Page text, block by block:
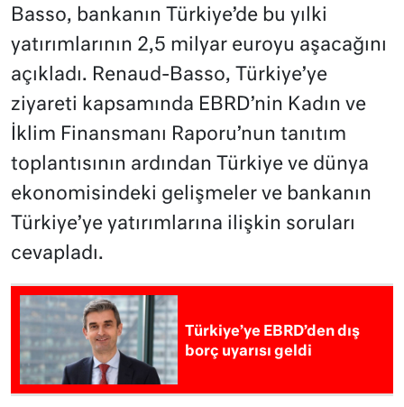
Basso, bankanın Türkiye’de bu yılki
yatırımlarının 2,5 milyar euroyu aşacağını
açıkladı. Renaud-Basso, Türkiye’ye
ziyareti kapsamında EBRD’nin Kadın ve
İklim Finansmanı Raporu’nun tanıtım
toplantısının ardından Türkiye ve dünya
ekonomisindeki gelişmeler ve bankanın
Türkiye’ye yatırımlarına ilişkin soruları
cevapladı.
Türkiye’ye EBRD’den dış
borç uyarısı geldi